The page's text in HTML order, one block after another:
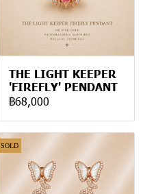
THE LIGHT KEEPER
'FIREFLY' PENDANT
฿68,000
SOLD